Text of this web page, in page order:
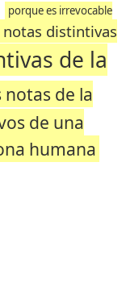
porque es irrevocable
distintivas
de la
notas de la
de una
humana